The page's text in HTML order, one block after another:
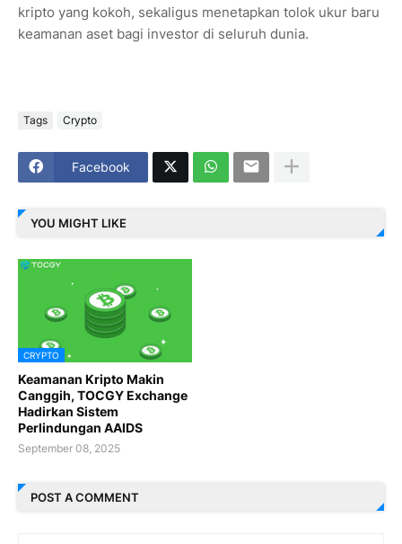
kripto yang kokoh, sekaligus menetapkan tolok ukur baru
keamanan aset bagi investor di seluruh dunia.
Tags Crypto
Facebook
YOU MIGHT LIKE
CRYPTO
Keamanan Kripto Makin
Canggih, TOCGY Exchange
Hadirkan Sistem
Perlindungan AAIDS
September 08, 2025
POST A COMMENT